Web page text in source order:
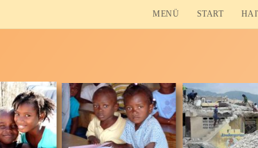
MENÜ START